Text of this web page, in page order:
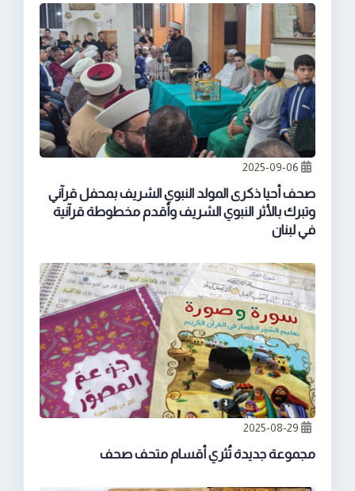
صحف أحيا ذكرى المولد النبوي الشريف بمحفل قرآني
وتبرك بالأثر النبوي الشريف وأقدم مخطوطة قرآنية
في لبنان
مجموعة جديدة تُثري أقسام متحف صحف